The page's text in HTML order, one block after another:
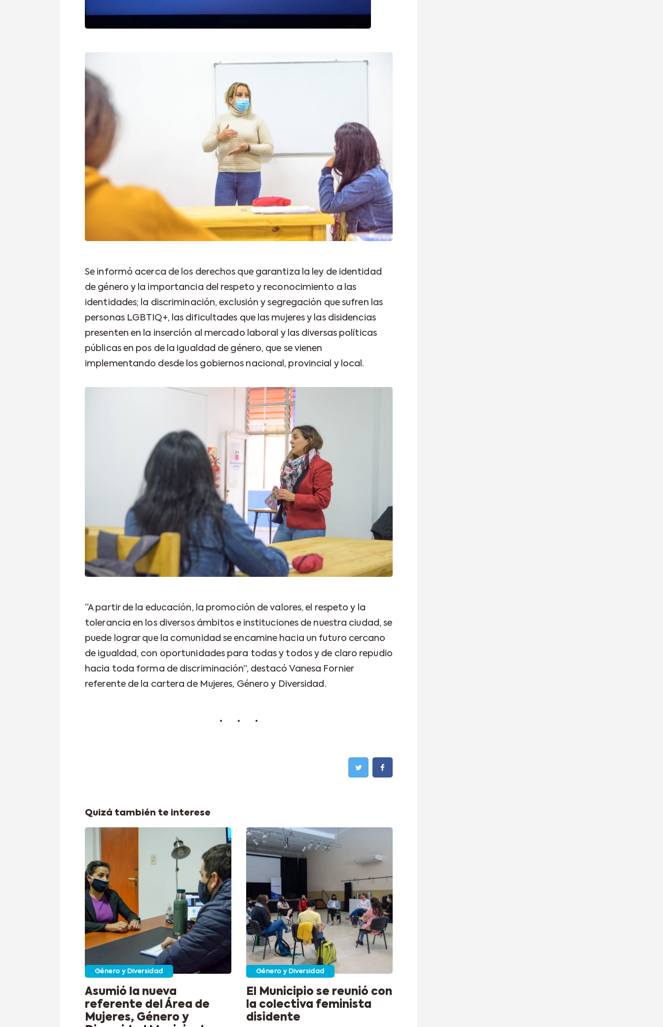
Se informó acerca de los derechos que garantiza la ley de identidad
de género y la importancia del respeto y reconocimiento a las
identidades; la discriminación, exclusión y segregación que sufren las
personas LGBTIQ+, las dificultades que las mujeres y las disidencias
presenten en la inserción al mercado laboral y las diversas políticas
públicas en pos de la igualdad de género, que se vienen
implementando desde los gobiernos nacional, provincial y local.
“A partir de la educación, la promoción de valores, el respeto y la
tolerancia en los diversos ámbitos e instituciones de nuestra ciudad, se
puede lograr que la comunidad se encamine hacia un futuro cercano
de igualdad, con oportunidades para todas y todos y de claro repudio
hacia toda forma de discriminación”, destacó Vanesa Fornier
referente de la cartera de Mujeres, Género y Diversidad.
Quizá también te interese
Género y Diversidad
Asumió la nueva
referente del Área de
Mujeres, Género y
Género y Diversidad
El Municipio se reunió con
la colectiva feminista
disidente